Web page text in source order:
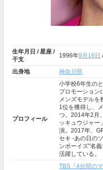
生年月日 / 星座 /
干支
1996年9月16日
出身地 神奈川県
プロフィール
小学校6年生の
プロモーション
メンズモデルを
1位を獲得し、
つ。2014年2月
ッキュウジャー
演。2017年、
セキ -あの日の
ンボーイズ"名
活躍している。
TBS『4分間の